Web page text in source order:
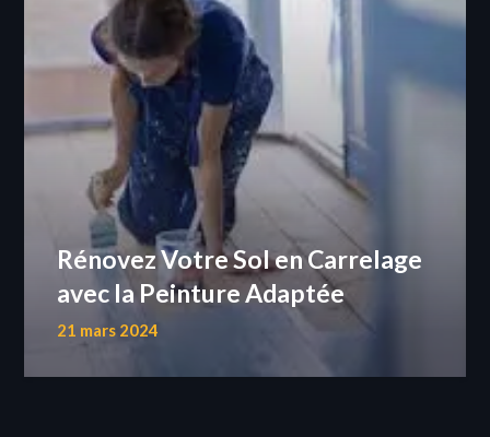
Rénovez Votre Sol en Carrelage
avec la Peinture Adaptée
21 mars 2024